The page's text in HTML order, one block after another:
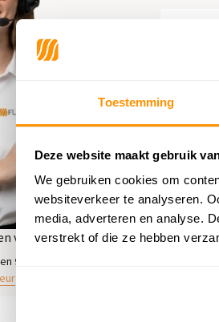
Toestemming
Deze website maakt gebruik
We gebruiken cookies om
websiteverkeer te analyseren.
media, adverteren en analyse.
verstrekt of die ze hebben
vinden?
9,1